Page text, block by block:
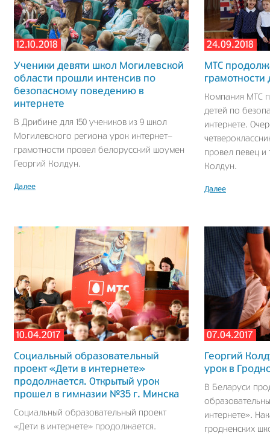
12.10.2018
Ученики девяти школ Могилевской
области прошли интенсив по
безопасному поведению в
интернете
В Дрибине для 150 учеников из 9 школ
Могилевского региона урок интернет-
грамотности провел белорусский шоумен
Георгий Колдун.
Далее
24.09.2018
МТС
грамотности
Компания МТС
детей по
интернете.
провел певец и
Колдун.
Далее
10.04.2017
Социальный образовательный
проект «Дети в интернете»
продолжается. Открытый урок
прошел в гимназии №35 г. Минска
Социальный образовательный проект
«Дети в интернете» продолжается.
07.04.2017
Георгий
урок в
В Беларуси
интернете».
гродненских